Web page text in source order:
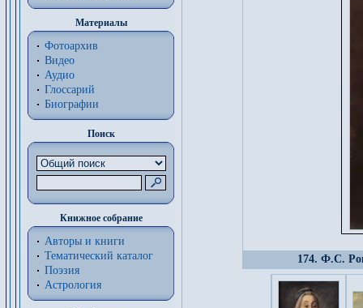
Материалы
Фотоархив
Видео
Аудио
Глоссарий
Биографии
Поиск
Книжное собрание
Авторы и книги
Тематический каталог
Поэзия
Астрология
174. Ф.С.